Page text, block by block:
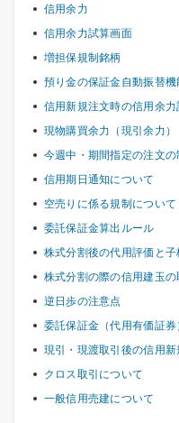
信用余力
信用余力試算画面
増担保規制銘柄
預り金の保証金自動振替機
信用新規注文時の信用余
現物購買余力（現引余力）
今週中・期間指定の注文の
信用期日通知について
空売りに係る規制について
委託保証金算出ルール
株式分割後の代用評価と
株式分割の際の信用建玉の
逆日歩の注意点
委託保証金（代用有価証
現引・現渡取引後の信用
クロス取引について
一般信用売建について